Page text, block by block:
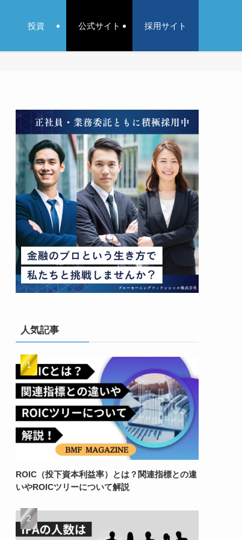
投資 公式サイト 採用サイト
人気記事
ROIC（投下資本利益率）とは？関連指標との違
いやROICツリーについて解説